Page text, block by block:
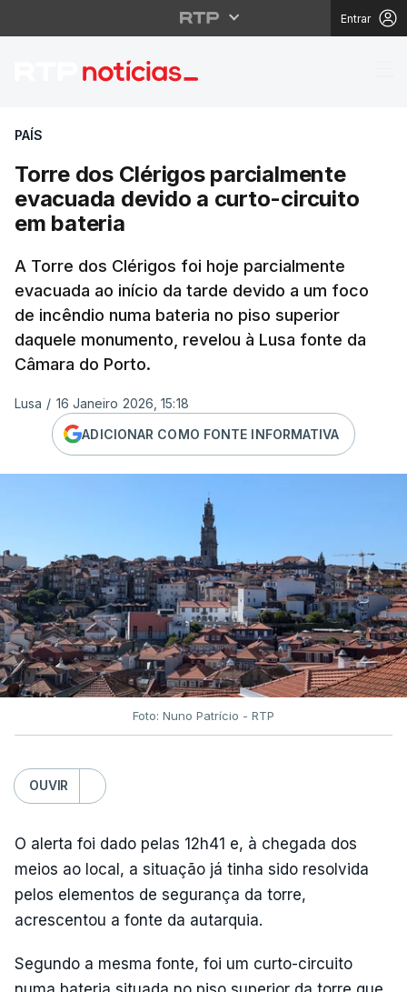
Entrar
Torre dos Clérigos
PAÍS
Torre dos Clérigos parcialmente
evacuada devido a curto-circuito
em bateria
A Torre dos Clérigos foi hoje parcialmente
evacuada ao início da tarde devido a um foco
de incêndio numa bateria no piso superior
daquele monumento, revelou à Lusa fonte da
Câmara do Porto.
Lusa / 16 Janeiro 2026, 15:18
ADICIONAR COMO FONTE INFORMATIVA
Foto: Nuno Patrício - RTP
OUVIR
O alerta foi dado pelas 12h41 e, à chegada dos
meios ao local, a situação já tinha sido resolvida
pelos elementos de segurança da torre,
acrescentou a fonte da autarquia.
Segundo a mesma fonte, foi um curto-circuito